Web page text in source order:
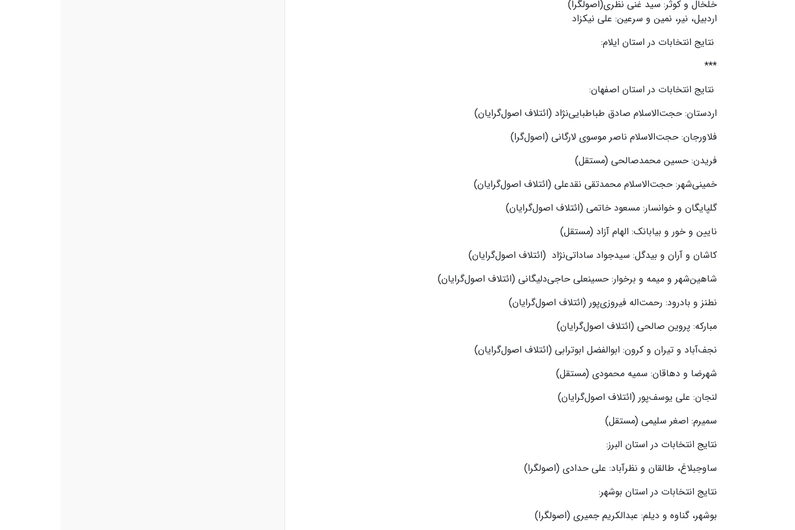
خلخال و کوثر: سید غنی نظری(اصولگرا)
اردبیل، نیر، نمین و سرعین: علی نیکزاد
نتایج انتخابات در استان ایلام:
***
نتایج انتخابات در استان اصفهان:
اردستان: حجت‌الاسلام صادق طباطبایی‌نژاد (ائتلاف اصول‌گرایان)
فلاورجان: حجت‌الاسلام ناصر موسوی لارگانی (اصول‌گرا)
فریدن: حسین محمدصالحی (مستقل)
خمینی‌شهر: حجت‌الاسلام محمدتقی نقدعلی (ائتلاف اصول‌گرایان)
گلپایگان و خوانسار: مسعود خاتمی (ائتلاف اصول‌گرایان)
نایین و خور و بیابانک: الهام آزاد (مستقل)
کاشان و آران و بیدگل: سیدجواد ساداتی‌نژاد (ائتلاف اصول‌گرایان)
شاهین‌شهر و میمه و برخوار: حسینعلی حاجی‌دلیگانی (ائتلاف اصول‌گرایان)
نطنز و بادرود: رحمت‌اله فیروزی‌پور (ائتلاف اصول‌گرایان)
مبارکه: پروین صالحی (ائتلاف اصول‌گرایان)
نجف‌آباد و تیران و کرون: ابوالفضل ابوترابی (ائتلاف اصول‌گرایان)
شهرضا و دهاقان: سمیه محمودی (مستقل)
لنجان: علی یوسف‌پور (ائتلاف اصول‌گرایان)
سمیرم: اصغر سلیمی (مستقل)
نتایج انتخابات در استان البرز:
ساوجبلاغ، طالقان و نظرآباد: علی حدادی (اصولگرا)
نتایج انتخابات در استان بوشهر:
بوشهر، گناوه و دیلم: عبدالکریم جمیری (اصولگرا)